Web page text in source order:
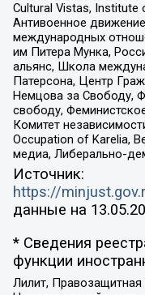
Cultural Vistas, Institute
Антивоенное
международных
им Питера Мунка,
альянс, Школа
Патерсона, Центр
Немцова за Свободу,
свободу,
Комитет
Occupation of Karelia,
медиа, Либерально-
Источник:
https://
данные на
* Сведения
функции
Лилит,